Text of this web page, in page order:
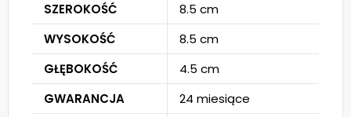
SZEROKOŚĆ
8.5 cm
WYSOKOŚĆ
8.5 cm
GŁĘBOKOŚĆ
4.5 cm
GWARANCJA
24 miesiące